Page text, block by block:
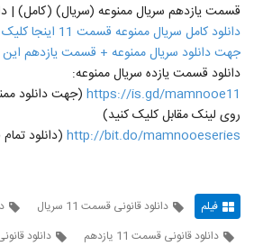
قسمت یازدهم سریال ممنوعه (سریال) (کامل) | دانلود
دانلود کامل سریال ممنوعه قسمت 11 اینجا کلیک کنید
جهت دانلود سریال ممنوعه + قسمت یازدهم
دانلود قسمت یازده سریال ممنوعه:
https://is.gd/mamnooe11
روی لینک مقابل کلیک کنید)
http://bit.do/mamnooeseries (دانلود
فیلم دانلود قانونی قسمت 11 سریال
دانلود قانونی قسمت 11 یازدهم
دانلود قانونی